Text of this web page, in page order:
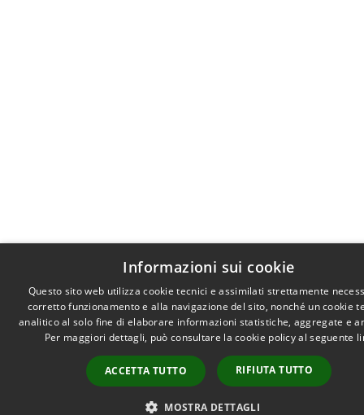
Informazioni sui cookie
Questo sito web utilizza cookie tecnici e assimilati strettamente
corretto funzionamento e alla navigazione del sito, nonché un cookie
analitico al solo fine di elaborare informazioni statistiche, aggregate e
Per maggiori dettagli, può consultare la cookie policy al seguente
ACCETTA TUTTO RIFIUTA TUTTO
MOSTRA DETTAGLI